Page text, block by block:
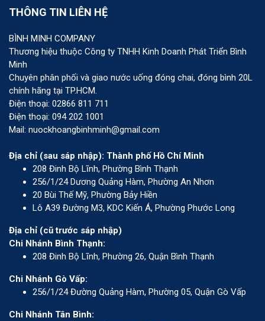
THÔNG TIN LIÊN HỆ
BÌNH MINH COMPANY
Thương hiệu thuộc Công ty TNHH Kinh Doanh Phát Triển Bình
Minh
Chuyên phân phối và giao nước uống đóng chai, đóng bình 20L
chính hãng tại TP.HCM.
Điện thoại: 02866 811 711
Điện thoại: 094 202 1001
Mail: nuockhoangbinhminh@gmail.com
Địa chỉ (sau sáp nhập): Thành phố Hồ Chí Minh
208 Đinh Bộ Lĩnh, Phường Bình Thạnh
256/1/24 Dương Quảng Hàm, Phường An Nhơn
20 Bùi Thế Mỹ, Phường Bảy Hiền
Lô A39 Đường M3, KDC Kiến Á, Phường Phước Long
Địa chỉ (cũ trước sáp nhập)
Chi Nhánh Bình Thạnh:
208 Đinh Bộ Lĩnh, Phường 26, Quận Bình Thạnh
Chi Nhánh Gò Vấp:
256/1/24 Đường Quảng Hàm, Phường 05, Quận Gò Vấp
Chi Nhánh Tân Bình: